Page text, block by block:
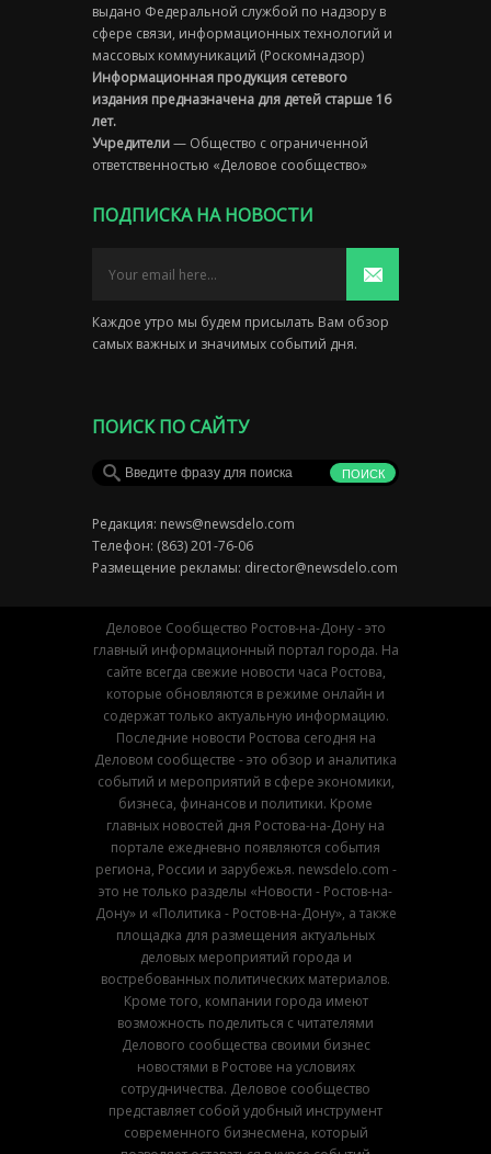
выдано Федеральной службой по надзору в
сфере связи, информационных технологий и
массовых коммуникаций (Роскомнадзор)
Информационная продукция сетевого
издания предназначена для детей старше 16
лет.
Учредители— Общество с ограниченной
ответственностью «Деловое сообщество»
ПОДПИСКА НА НОВОСТИ
Каждое утро мы будем присылать Вам обзор
самых важных и значимых событий дня.
ПОИСК ПО САЙТУ
Редакция: news@newsdelo.com
Телефон: (863) 201-76-06
Размещение рекламы: director@newsdelo.com
Деловое Сообщество Ростов-на-Дону - это
главный информационный портал города. На
сайте всегда свежие новости часа Ростова,
которые обновляются в режиме онлайн и
содержат только актуальную информацию.
Последние новости Ростова сегодня на
Деловом сообществе - это обзор и аналитика
событий и мероприятий в сфере экономики,
бизнеса, финансов и политики. Кроме
главных новостей дня Ростова-на-Дону на
портале ежедневно появляются события
региона, России и зарубежья. newsdelo.com -
это не только разделы «Новости - Ростов-на-
Дону» и «Политика - Ростов-на-Дону», а также
площадка для размещения актуальных
деловых мероприятий города и
востребованных политических материалов.
Кроме того, компании города имеют
возможность поделиться с читателями
Делового сообщества своими бизнес
новостями в Ростове на условиях
сотрудничества. Деловое сообщество
представляет собой удобный инструмент
современного бизнесмена, который